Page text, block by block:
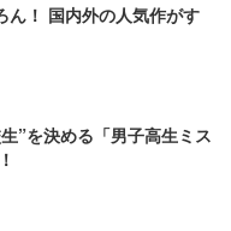
ん！ 国内外の人気作がす
”を決める「男子高生ミス